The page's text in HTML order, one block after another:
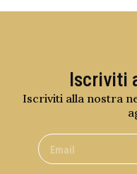
Iscriviti
Iscriviti alla nostra